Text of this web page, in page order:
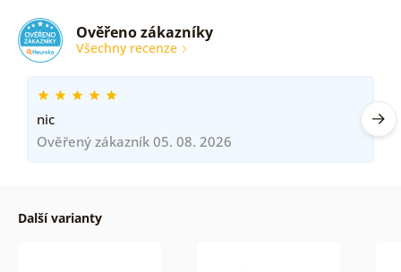
Ověřeno zákazníky
Všechny recenze
nic
Ověřený zákazník 05. 08. 2026
Další varianty